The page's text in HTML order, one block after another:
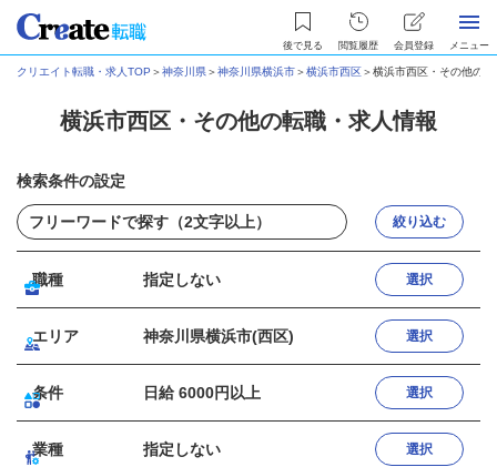
後で見る 閲覧履歴 会員登録 メニュー
クリエイト転職・求人TOP ＞神奈川県＞神奈川県横浜市＞横浜市西区＞横浜市西区・その他の
横浜市西区・その他の転職・求人情報
検索条件の設定
絞り込む
職種 指定しない 選択
エリア 神奈川県横浜市(西区) 選択
条件 日給 6000円以上 選択
業種 指定しない 選択